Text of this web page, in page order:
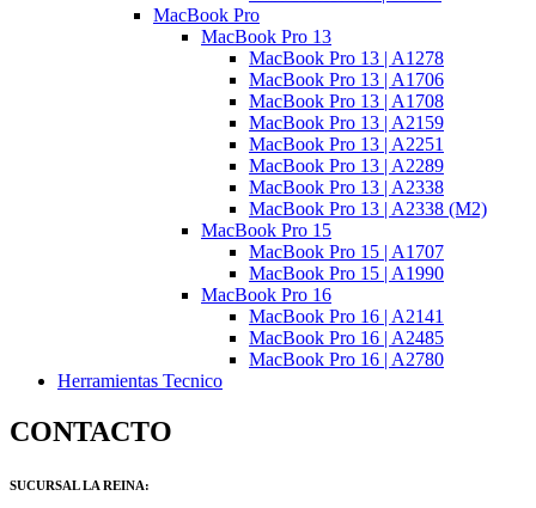
MacBook Pro
MacBook Pro 13
MacBook Pro 13 | A1278
MacBook Pro 13 | A1706
MacBook Pro 13 | A1708
MacBook Pro 13 | A2159
MacBook Pro 13 | A2251
MacBook Pro 13 | A2289
MacBook Pro 13 | A2338
MacBook Pro 13 | A2338 (M2)
MacBook Pro 15
MacBook Pro 15 | A1707
MacBook Pro 15 | A1990
MacBook Pro 16
MacBook Pro 16 | A2141
MacBook Pro 16 | A2485
MacBook Pro 16 | A2780
Herramientas Tecnico
CONTACTO
SUCURSAL LA REINA: